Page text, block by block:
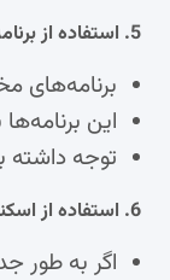
5. استفاده از برنامه‌های تشخیص دوربین:
برنامه‌های
این
توجه داشته باشید که این
6. استفاده از اسکنر مادون قرمز یا گرما:
اگر به طور